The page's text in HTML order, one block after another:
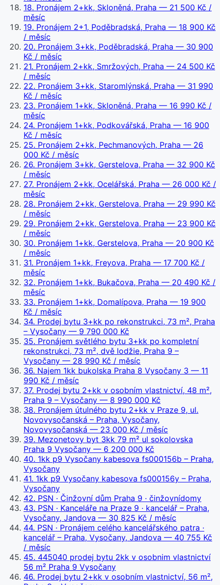
18. Pronájem 2+kk, Skloněná, Praha — 21 500 Kč /
měsíc
19. Pronájem 2+1, Poděbradská, Praha — 18 900 Kč
/ měsíc
20. Pronájem 3+kk, Poděbradská, Praha — 30 900
Kč / měsíc
21. Pronájem 2+kk, Smržových, Praha — 24 500 Kč
/ měsíc
22. Pronájem 3+kk, Staromlýnská, Praha — 31 990
Kč / měsíc
23. Pronájem 1+kk, Skloněná, Praha — 16 990 Kč /
měsíc
24. Pronájem 1+kk, Podkovářská, Praha — 16 900
Kč / měsíc
25. Pronájem 2+kk, Pechmanových, Praha — 26
000 Kč / měsíc
26. Pronájem 3+kk, Gerstelova, Praha — 32 900 Kč
/ měsíc
27. Pronájem 2+kk, Ocelářská, Praha — 26 000 Kč /
měsíc
28. Pronájem 2+kk, Gerstelova, Praha — 29 990 Kč
/ měsíc
29. Pronájem 2+kk, Gerstelova, Praha — 23 900 Kč
/ měsíc
30. Pronájem 1+kk, Gerstelova, Praha — 20 900 Kč
/ měsíc
31. Pronájem 1+kk, Freyova, Praha — 17 700 Kč /
měsíc
32. Pronájem 1+kk, Bukačova, Praha — 20 490 Kč /
měsíc
33. Pronájem 1+kk, Domalípova, Praha — 19 900
Kč / měsíc
34. Prodej bytu 3+kk po rekonstrukci, 73 m², Praha
– Vysočany — 9 790 000 Kč
35. Pronájem světlého bytu 3+kk po kompletní
rekonstrukci, 73 m², dvě lodžie, Praha 9 –
Vysočany — 28 990 Kč / měsíc
36. Najem 1kk bukolska Praha 8 Vysočany 3 — 11
990 Kč / měsíc
37. Prodej bytu 2+kk v osobním vlastnictví, 48 m²,
Praha 9 – Vysočany — 8 990 000 Kč
38. Pronájem útulného bytu 2+kk v Praze 9, ul.
Novovysočanská – Praha, Vysočany,
Novovysočanská — 23 000 Kč / měsíc
39. Mezonetovy byt 3kk 79 m² ul sokolovska
Praha 9 Vysočany — 6 200 000 Kč
40. 1kk p9 Vysočany kabesova fs000156b – Praha,
Vysočany
41. 1kk p9 Vysočany kabesova fs000156y – Praha,
Vysočany
42. PSN · Činžovní dům Praha 9 · činžovnídomy
43. PSN · Kanceláře na Praze 9 · kancelář – Praha,
Vysočany, Jandova — 30 825 Kč / měsíc
44. PSN · Pronájem celého kancelářského patra ·
kancelář – Praha, Vysočany, Jandova — 40 755 Kč
/ měsíc
45. 445040 prodej bytu 2kk v osobnim vlastnictví
56 m² Praha 9 Vysočany
46. Prodej bytu 2+kk v osobním vlastnictví, 56 m²,